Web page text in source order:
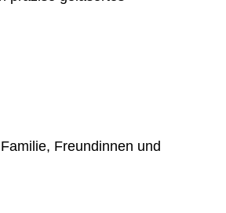
Freundinnen und